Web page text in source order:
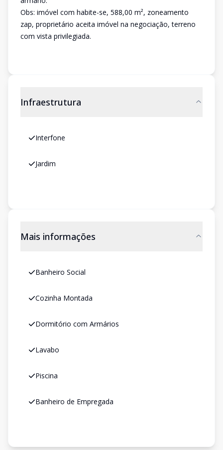
Obs: imóvel com habite-se, 588,00 m², zoneamento
zap, proprietário aceita imóvel na negociação, terreno
com vista privilegiada.
Infraestrutura
Interfone
Jardim
Mais informações
Banheiro Social
Cozinha Montada
Dormitório com Armários
Lavabo
Piscina
Banheiro de Empregada